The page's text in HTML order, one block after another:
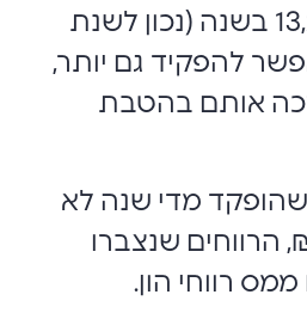
החייבת, ועד 13,203 בשנה (נכון לשנת
שאפשר להפקיד גם יותר,
אותם בהטבת
מדי שנה לא
על 20,566 ₪, הרווחים שנצברו
רווחי הון.